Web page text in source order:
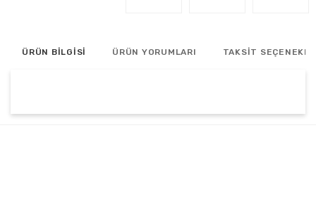
ÜRÜN BİLGİSİ ÜRÜN YORUMLARI TAKSİT